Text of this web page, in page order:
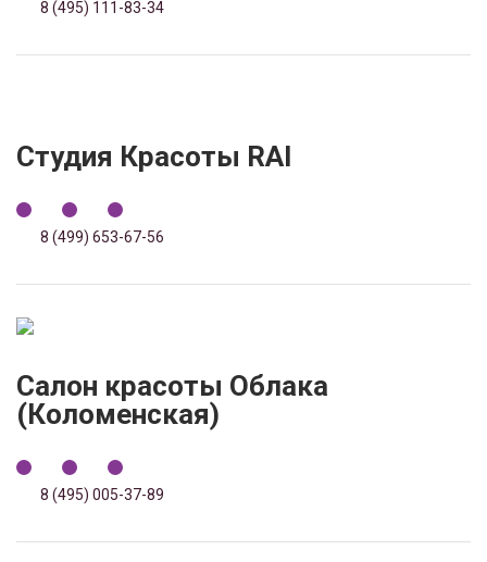
8 (495) 111-83-34
Студия Красоты RAI
8 (499) 653-67-56
Салон красоты Облака
(Коломенская)
8 (495) 005-37-89